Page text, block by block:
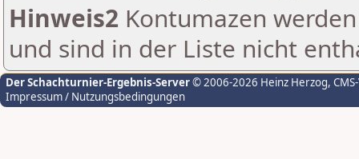
Hinweis2 Kontumazen
und sind in der Liste nicht
Der Schachturnier-Ergebnis-Server© 2006-2026 Heinz Herzog,
Impressum / Nutzungsbedingungen